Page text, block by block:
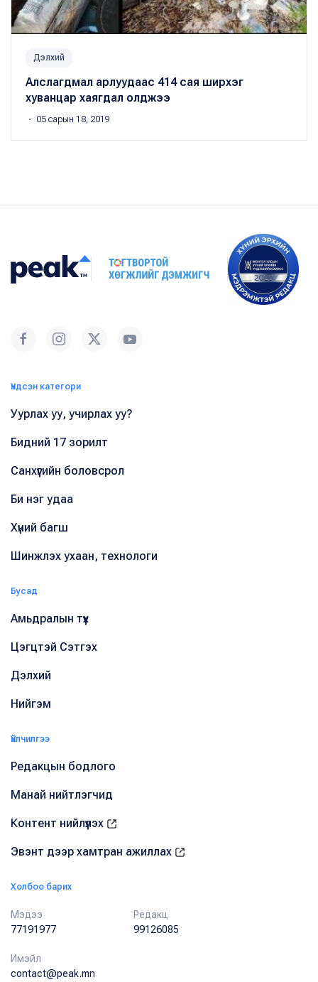
Дэлхий
Алслагдмал арлуудаас 414 сая ширхэг
хуванцар хаягдал олджээ
・ 05 сарын 18, 2019
Үндсэн категори
Уурлах уу, учирлах уу?
Бидний 17 зорилт
Санхүүгийн боловсрол
Би нэг удаа
Хүний багш
Шинжлэх ухаан, технологи
Бусад
Амьдралын түүх
Цэгцтэй Сэтгэх
Дэлхий
Нийгэм
Үйлчилгээ
Редакцын бодлого
Манай нийтлэгчид
Контент нийлүүлэх
Эвэнт дээр хамтран ажиллах
Холбоо барих
Мэдээ
77191977
Редакц
99126085
Имэйл
contact@peak.mn